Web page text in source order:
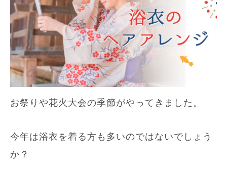
お祭りや花火大会の季節がやってきました。
今年は浴衣を着る方も多いのではないでしょう
か？